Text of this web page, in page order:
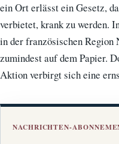
ein Ort erlässt ein Gesetz,
verbietet, krank zu werden.
in der französischen Region
zumindest auf dem Papier.
Aktion verbirgt sich eine
NACHRICHTEN-